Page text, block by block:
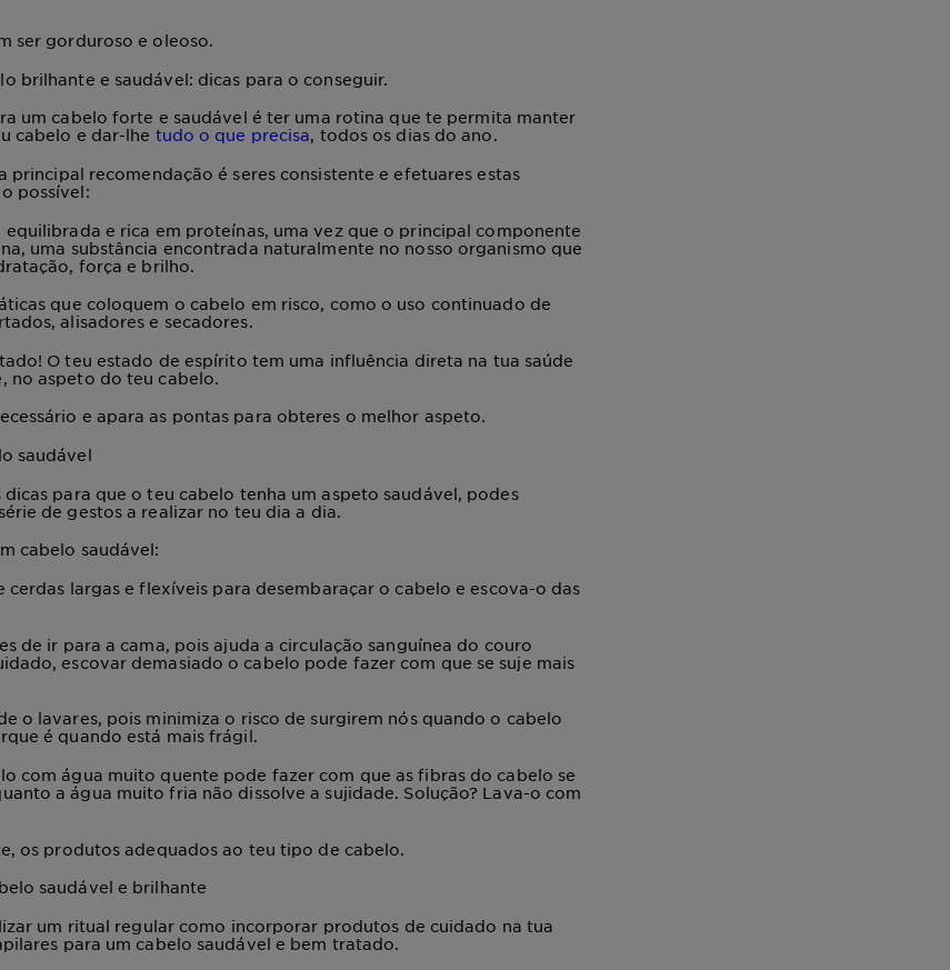
ser gorduroso e oleoso.
brilhante e saudável: dicas para o conseguir.
um cabelo forte e saudável é ter uma rotina que te permita manter
cabelo e dar-lhe tudo o que precisa, todos os dias do ano.
principal recomendação é seres consistente e efetuares estas
possível:
equilibrada e rica em proteínas, uma vez que o principal componente
uma substância encontrada naturalmente no nosso organismo que
força e brilho.
que coloquem o cabelo em risco, como o uso continuado de
alisadores e secadores.
O teu estado de espírito tem uma influência direta na tua saúde
no aspeto do teu cabelo.
e apara as pontas para obteres o melhor aspeto.
saudável
dicas para que o teu cabelo tenha um aspeto saudável, podes
de gestos a realizar no teu dia a dia.
cabelo saudável:
cerdas largas e flexíveis para desembaraçar o cabelo e escova-o das
de ir para a cama, pois ajuda a circulação sanguínea do couro
escovar demasiado o cabelo pode fazer com que se suje mais
o lavares, pois minimiza o risco de surgirem nós quando o cabelo
é quando está mais frágil.
com água muito quente pode fazer com que as fibras do cabelo se
a água muito fria não dissolve a sujidade. Solução? Lava-o com
os produtos adequados ao teu tipo de cabelo.
saudável e brilhante
um ritual regular como incorporar produtos de cuidado na tua
para um cabelo saudável e bem tratado.